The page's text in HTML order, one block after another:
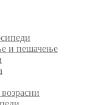
и пешачење